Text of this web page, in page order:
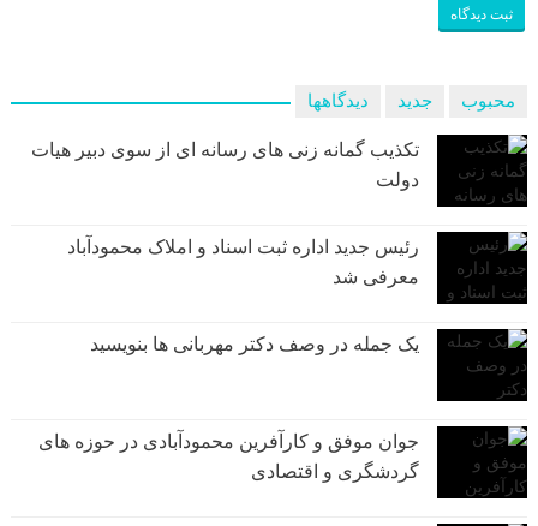
محبوب جدید دیدگاهها
تکذیب گمانه زنی های رسانه ای از سوی دبیر هیات
دولت
رئیس جدید اداره ثبت اسناد و املاک محمودآباد
معرفی شد
یک جمله در وصف دکتر مهربانی ها بنویسید
جوان موفق و کارآفرین محمودآبادی در حوزه های
گردشگری و اقتصادی